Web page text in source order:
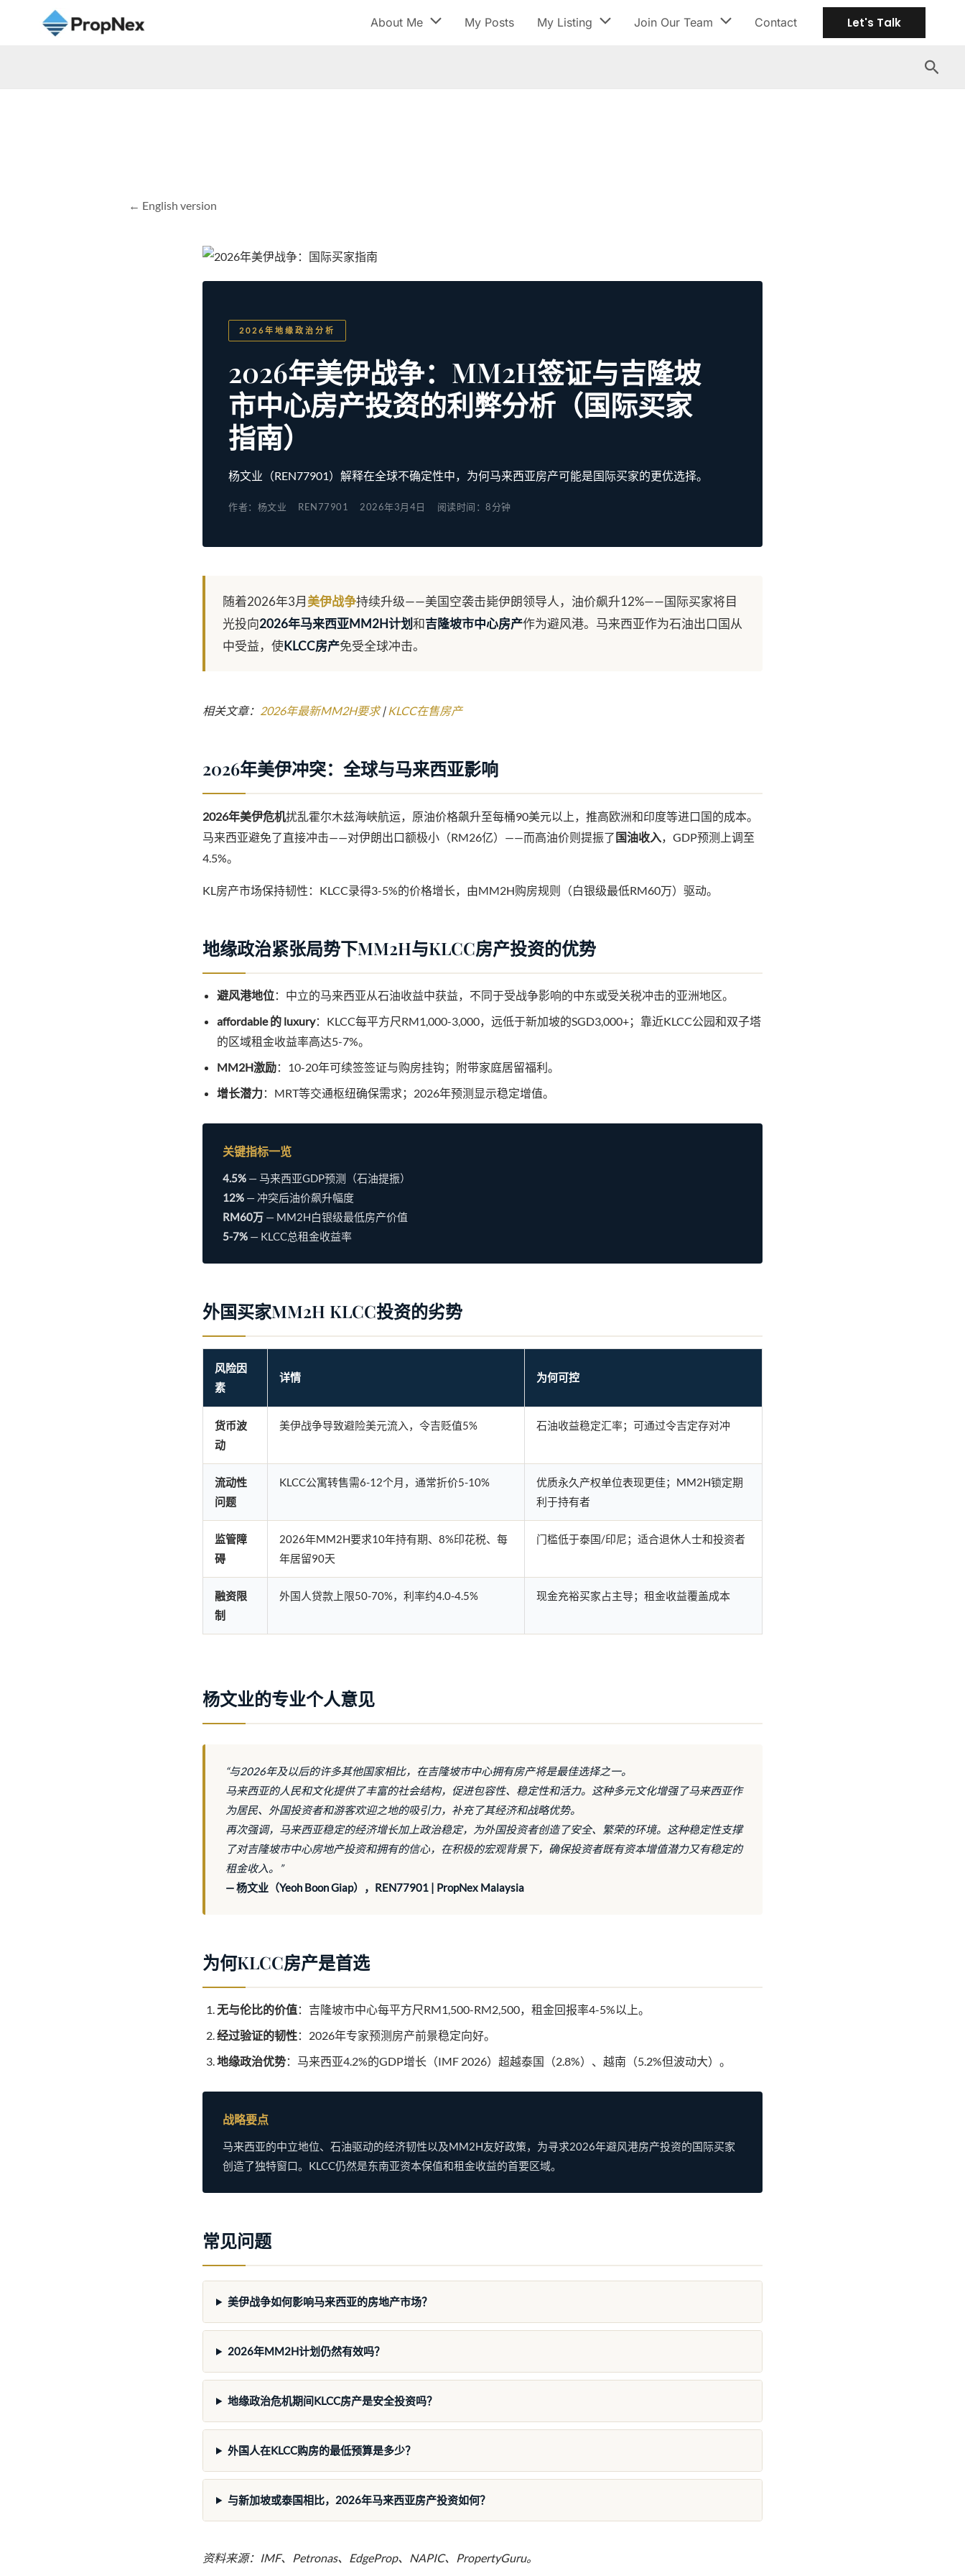
About Me My Posts My Listing Join Our Team Contact Let's Talk
Search
← English version
2026年地缘政治分析
2026年美伊战争：MM2H签证与吉隆坡
市中心房产投资的利弊分析（国际买家
指南）
杨文业（REN77901）解释在全球不确定性中，为何马来西亚房产可能是国际买家的更优选择。
作者：杨文业 REN77901 2026年3月4日 阅读时间：8分钟
随着2026年3月 美伊战争持续升级——美国空袭击毙伊朗领导人，油价飙升12%——国际买家将目
光投向2026年马来西亚MM2H计划和吉隆坡市中心房产作为避风港。马来西亚作为石油出口国从
中受益，使KLCC房产免受全球冲击。
相关文章： 2026年最新MM2H要求| KLCC在售房产
2026年美伊冲突：全球与马来西亚影响
2026年美伊危机扰乱霍尔木兹海峡航运，原油价格飙升至每桶90美元以上，推高欧洲和印度等进口国的成本。
马来西亚避免了直接冲击——对伊朗出口额极小（RM26亿）——而高油价则提振了 国油收入，GDP预测上调至
4.5%。
KL房产市场保持韧性：KLCC录得3-5%的价格增长，由MM2H购房规则（白银级最低RM60万）驱动。
地缘政治紧张局势下MM2H与KLCC房产投资的优势
避风港地位：中立的马来西亚从石油收益中获益，不同于受战争影响的中东或受关税冲击的亚洲地区。
affordable 的 luxury：KLCC每平方尺RM1,000-3,000，远低于新加坡的SGD3,000+；靠近KLCC公园和双子塔
的区域租金收益率高达5-7%。
MM2H激励：10-20年可续签签证与购房挂钩；附带家庭居留福利。
增长潜力：MRT等交通枢纽确保需求；2026年预测显示稳定增值。
关键指标一览
4.5% — 马来西亚GDP预测（石油提振）
12% — 冲突后油价飙升幅度
RM60万 — MM2H白银级最低房产价值
5-7% — KLCC总租金收益率
外国买家MM2H KLCC投资的劣势
风险因
素
详情 为何可控
货币波
动
美伊战争导致避险美元流入，令吉贬值5% 石油收益稳定汇率；可通过令吉定存对冲
流动性
问题
KLCC公寓转售需6-12个月，通常折价5-10%
优质永久产权单位表现更佳；MM2H锁定期
利于持有者
监管障
碍
2026年MM2H要求10年持有期、8%印花税、每
年居留90天
门槛低于泰国/印尼；适合退休人士和投资者
融资限
制
外国人贷款上限50-70%，利率约4.0-4.5% 现金充裕买家占主导；租金收益覆盖成本
杨文业的专业个人意见
“与2026年及以后的许多其他国家相比，在吉隆坡市中心拥有房产将是最佳选择之一。
马来西亚的人民和文化提供了丰富的社会结构，促进包容性、稳定性和活力。这种多元文化增强了马来西亚作
为居民、外国投资者和游客欢迎之地的吸引力，补充了其经济和战略优势。
再次强调，马来西亚稳定的经济增长加上政治稳定，为外国投资者创造了安全、繁荣的环境。这种稳定性支撑
了对吉隆坡市中心房地产投资和拥有的信心，在积极的宏观背景下，确保投资者既有资本增值潜力又有稳定的
租金收入。”
— 杨文业（Yeoh Boon Giap），REN77901 | PropNex Malaysia
为何KLCC房产是首选
无与伦比的价值：吉隆坡市中心每平方尺RM1,500-RM2,500，租金回报率4-5%以上。
经过验证的韧性：2026年专家预测房产前景稳定向好。
地缘政治优势：马来西亚4.2%的GDP增长（IMF 2026）超越泰国（2.8%）、越南（5.2%但波动大）。
战略要点
马来西亚的中立地位、石油驱动的经济韧性以及MM2H友好政策，为寻求2026年避风港房产投资的国际买家
创造了独特窗口。KLCC仍然是东南亚资本保值和租金收益的首要区域。
常见问题
美伊战争如何影响马来西亚的房地产市场？
2026年MM2H计划仍然有效吗？
地缘政治危机期间KLCC房产是安全投资吗？
外国人在KLCC购房的最低预算是多少？
与新加坡或泰国相比，2026年马来西亚房产投资如何？
资料来源：IMF、Petronas、EdgeProp、NAPIC、PropertyGuru。